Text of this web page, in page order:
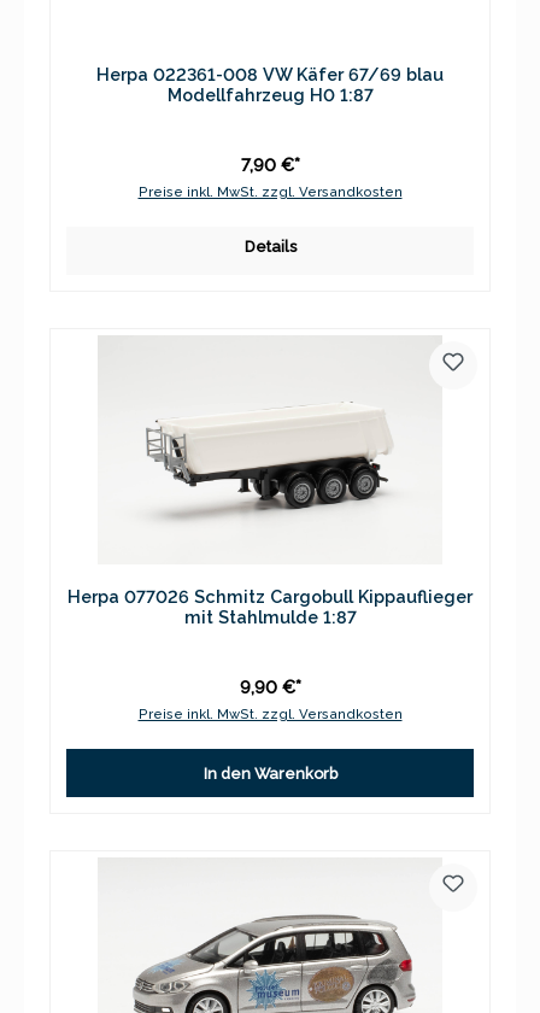
Herpa 022361-008 VW Käfer 67/69 blau
Modellfahrzeug H0 1:87
7,90 €*
Preise inkl. MwSt. zzgl. Versandkosten
Details
Herpa 077026 Schmitz Cargobull Kippauflieger
mit Stahlmulde 1:87
9,90 €*
Preise inkl. MwSt. zzgl. Versandkosten
In den Warenkorb